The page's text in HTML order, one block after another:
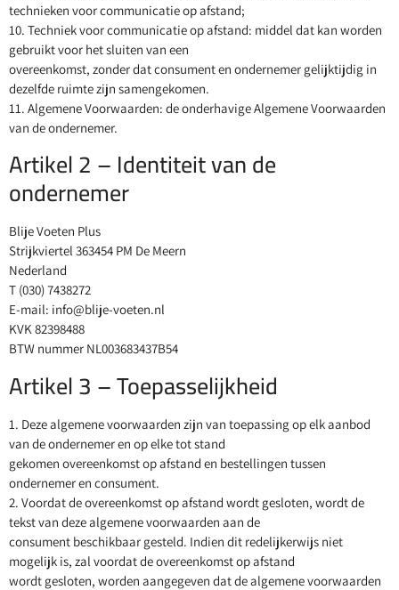
technieken voor communicatie op afstand;
10. Techniek voor communicatie op afstand: middel dat kan worden
gebruikt voor het sluiten van een
overeenkomst, zonder dat consument en ondernemer gelijktijdig in
dezelfde ruimte zijn samengekomen.
11. Algemene Voorwaarden: de onderhavige Algemene Voorwaarden
van de ondernemer.
Artikel 2 – Identiteit van de
ondernemer
Blije Voeten Plus
Strijkviertel 363454 PM De Meern
Nederland
T (030) 7438272
E-mail: info@blije-voeten.nl
KVK 82398488
BTW nummer NL003683437B54
Artikel 3 – Toepasselijkheid
1. Deze algemene voorwaarden zijn van toepassing op elk aanbod
van de ondernemer en op elke tot stand
gekomen overeenkomst op afstand en bestellingen tussen
ondernemer en consument.
2. Voordat de overeenkomst op afstand wordt gesloten, wordt de
tekst van deze algemene voorwaarden aan de
consument beschikbaar gesteld. Indien dit redelijkerwijs niet
mogelijk is, zal voordat de overeenkomst op afstand
wordt gesloten, worden aangegeven dat de algemene voorwaarden